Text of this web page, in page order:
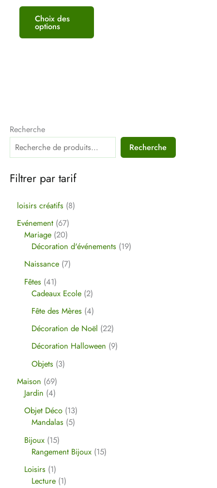
Recherche
Recherche
Filtrer par tarif
loisirs créatifs 8
Evénement 67
Mariage 20
Décoration d'événements 19
Naissance 7
Fêtes 41
Cadeaux Ecole 2
Fête des Mères 4
Décoration de Noël 22
Décoration Halloween 9
Objets 3
Maison 69
Jardin 4
Objet Déco 13
Mandalas 5
Bijoux 15
Rangement Bijoux 15
Loisirs 1
Lecture 1
Choix des
options